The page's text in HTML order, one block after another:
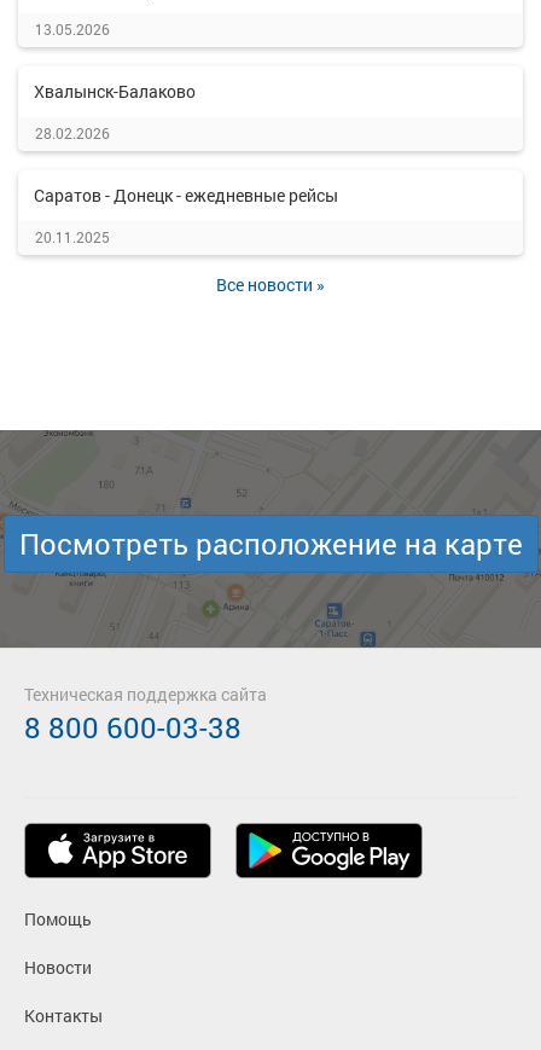
13.05.2026
Хвалынск-Балаково
28.02.2026
Саратов - Донецк - ежедневные рейсы
20.11.2025
Все новости »
Посмотреть расположение на карте
Помощь
Новости
Контакты
Техническая поддержка сайта
8 800 600-03-38